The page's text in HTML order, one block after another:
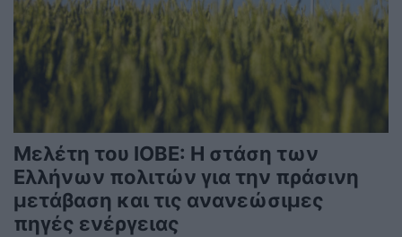
Μελέτη του ΙΟΒΕ: Η στάση των
Ελλήνων πολιτών για την πράσινη
μετάβαση και τις ανανεώσιμες
πηγές ενέργειας